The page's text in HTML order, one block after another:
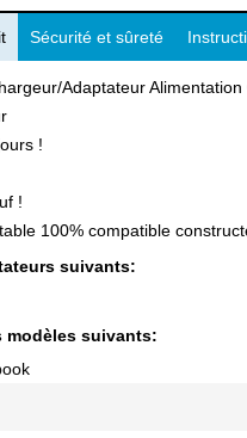
Sécurité et sûreté
Adaptateur
!
!
100% compatible
suivants:
modèles suivants: